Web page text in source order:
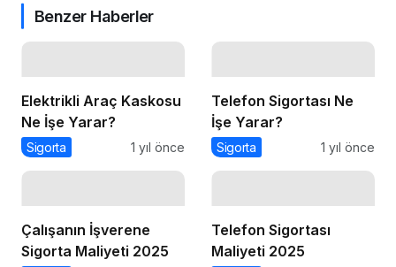
Benzer Haberler
Elektrikli Araç Kaskosu
Ne İşe Yarar?
Sigorta 1 yıl önce
Telefon Sigortası Ne
İşe Yarar?
Sigorta 1 yıl önce
Çalışanın İşverene
Sigorta Maliyeti 2025
Telefon Sigortası
Maliyeti 2025